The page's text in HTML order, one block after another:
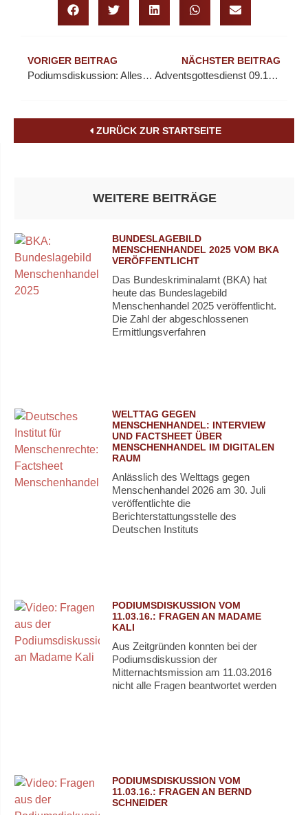
VORIGER BEITRAG
Podiumsdiskussion: Alles Nutten, oder was?
NÄCHSTER BEITRAG
Adventsgottesdienst 09.12.2018
ZURÜCK ZUR STARTSEITE
WEITERE BEITRÄGE
BUNDESLAGEBILD
MENSCHENHANDEL 2025 VOM BKA
VERÖFFENTLICHT
Das Bundeskriminalamt (BKA) hat
heute das Bundeslagebild
Menschenhandel 2025 veröffentlicht.
Die Zahl der abgeschlossenen
Ermittlungsverfahren
WELTTAG GEGEN
MENSCHENHANDEL: INTERVIEW
UND FACTSHEET ÜBER
MENSCHENHANDEL IM DIGITALEN
RAUM
Anlässlich des Welttags gegen
Menschenhandel 2026 am 30. Juli
veröffentlichte die
Berichterstattungsstelle des
Deutschen Instituts
PODIUMSDISKUSSION VOM
11.03.16.: FRAGEN AN MADAME
KALI
Aus Zeitgründen konnten bei der
Podiumsdiskussion der
Mitternachtsmission am 11.03.2016
nicht alle Fragen beantwortet werden
PODIUMSDISKUSSION VOM
11.03.16.: FRAGEN AN BERND
SCHNEIDER